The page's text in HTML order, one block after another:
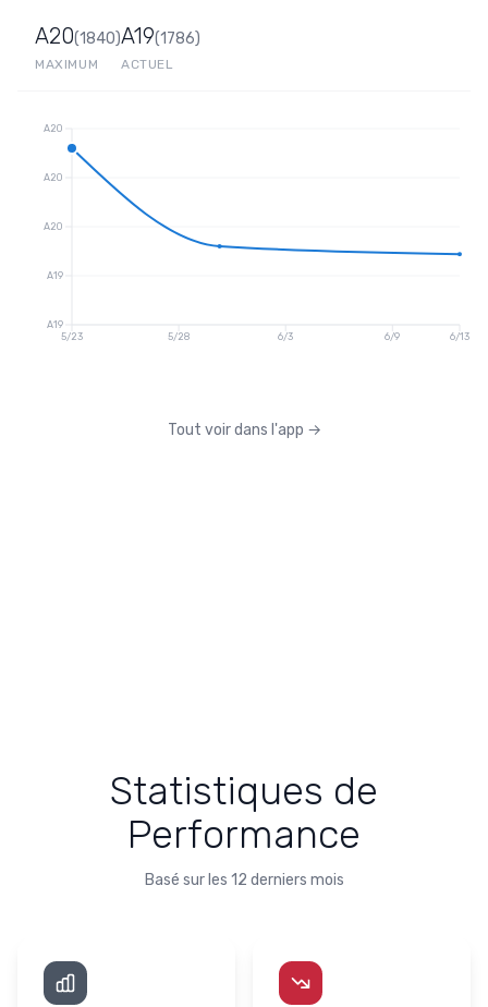
A20(1840)
MAXIMUM
A19(1786)
ACTUEL
5/23 5/28 6/3 6/9 6/13
A19
A19
A20
A20
A20
Tout voir dans l'app →
Statistiques de
Performance
Basé sur les 12 derniers mois